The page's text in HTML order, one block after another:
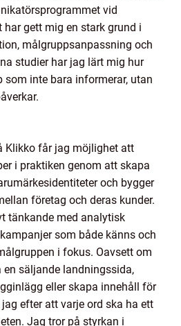
vid
gett mig en stark grund i
målgruppsanpassning och
studier har jag lärt mig hur
inte bara informerar, utan
Klikko får jag möjlighet att
i praktiken genom att skapa
och bygger
företag och deras kunder.
tänkande med analytisk
som både känns och
i fokus. Oavsett om
säljande landningssida,
eller skapa innehåll för
efter att varje ord ska ha ett
Jag tror på styrkan i